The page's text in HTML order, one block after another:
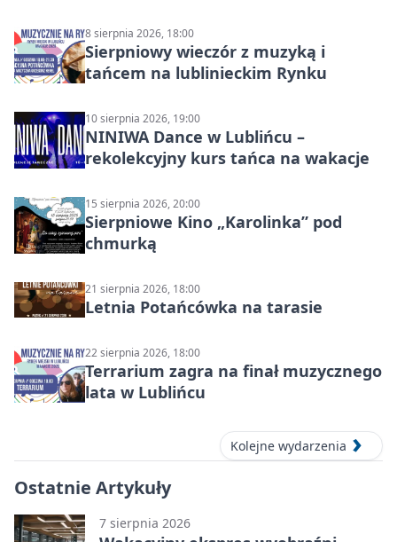
8 sierpnia 2026, 18:00
Sierpniowy wieczór z muzyką i
tańcem na lublinieckim Rynku
10 sierpnia 2026, 19:00
NINIWA Dance w Lublińcu –
rekolekcyjny kurs tańca na wakacje
15 sierpnia 2026, 20:00
Sierpniowe Kino „Karolinka” pod
chmurką
21 sierpnia 2026, 18:00
Letnia Potańcówka na tarasie
22 sierpnia 2026, 18:00
Terrarium zagra na finał muzycznego
lata w Lublińcu
Kolejne wydarzenia
Ostatnie Artykuły
7 sierpnia 2026